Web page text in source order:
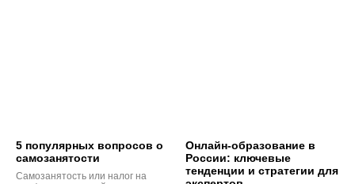
5 популярных вопросов о
самозанятости
Самозанятость или налог на
Онлайн-образование в
России: ключевые
тенденции и стратегии для